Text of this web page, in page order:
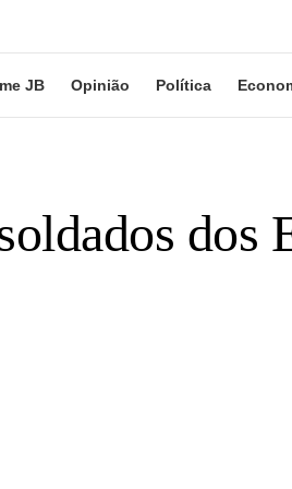
JB Opinião Política
dos